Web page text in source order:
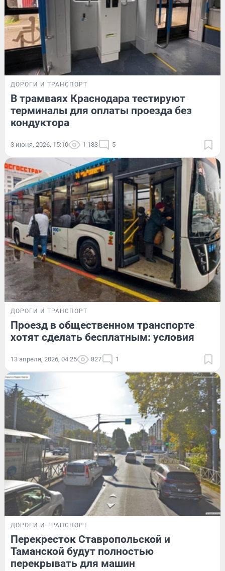
ДОРОГИ И ТРАНСПОРТ
В трамваях Краснодара тестируют
терминалы для оплаты проезда без
кондуктора
3 июня, 2026, 15:10 1 183 5
ДОРОГИ И ТРАНСПОРТ
Проезд в общественном транспорте
хотят сделать бесплатным: условия
13 апреля, 2026, 04:25 827 1
ДОРОГИ И ТРАНСПОРТ
Перекресток Ставропольской и
Таманской будут полностью
перекрывать для машин